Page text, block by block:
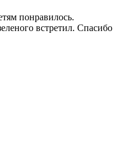
понравилось.
встретил. Спасибо